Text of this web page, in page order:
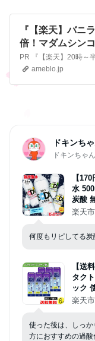
『【楽天】バニ
倍！マダムシン
ロ、乳製品福袋』
ameblo.jp
ドキンち
ドキンちゃ
【
水
炭酸
レー
K
楽天
何度もリピしてる炭
【送
タク
ック
楽天
使った後は、しっ
方におすすめの過酸